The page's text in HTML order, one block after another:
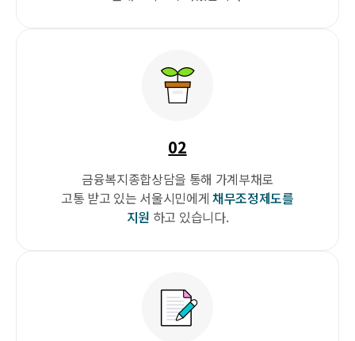
02
금융복지종합상담을 통해 가계부채로
고통 받고 있는 서울시민에게채무조정제도를
지원 하고 있습니다.